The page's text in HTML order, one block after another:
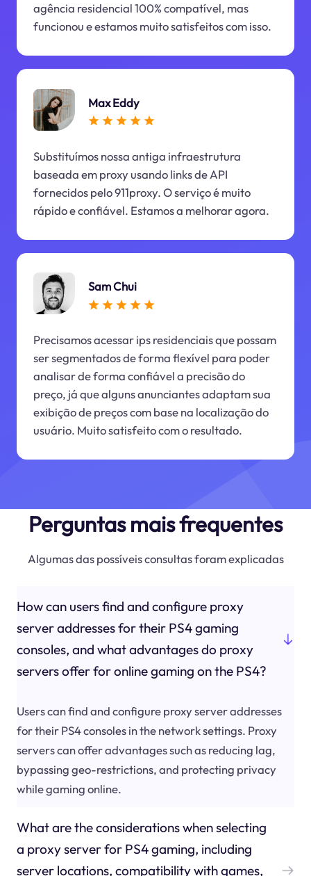
agência residencial 100% compatível, mas
funcionou e estamos muito satisfeitos com isso.
Max Eddy
Substituímos nossa antiga infraestrutura
baseada em proxy usando links de API
fornecidos pelo 911proxy. O serviço é muito
rápido e confiável. Estamos a melhorar agora.
Sam Chui
Precisamos acessar ips residenciais que possam
ser segmentados de forma flexível para poder
analisar de forma confiável a precisão do
preço, já que alguns anunciantes adaptam sua
exibição de preços com base na localização do
usuário. Muito satisfeito com o resultado.
Perguntas mais frequentes
Algumas das possíveis consultas foram explicadas
How can users find and configure proxy
server addresses for their PS4 gaming
consoles, and what advantages do proxy
servers offer for online gaming on the PS4?
Users can find and configure proxy server addresses
for their PS4 consoles in the network settings. Proxy
servers can offer advantages such as reducing lag,
bypassing geo-restrictions, and protecting privacy
while gaming online.
What are the considerations when selecting
a proxy server for PS4 gaming, including
server locations, compatibility with games,